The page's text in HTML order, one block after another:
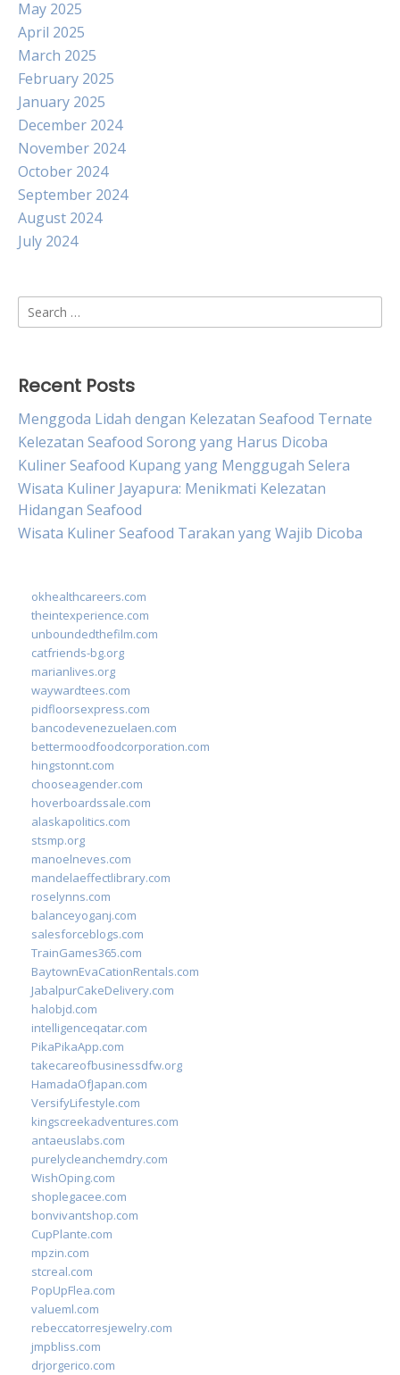
May 2025
April 2025
March 2025
February 2025
January 2025
December 2024
November 2024
October 2024
September 2024
August 2024
July 2024
Search
for:
Recent Posts
Menggoda Lidah dengan Kelezatan Seafood Ternate
Kelezatan Seafood Sorong yang Harus Dicoba
Kuliner Seafood Kupang yang Menggugah Selera
Wisata Kuliner Jayapura: Menikmati Kelezatan
Hidangan Seafood
Wisata Kuliner Seafood Tarakan yang Wajib Dicoba
okhealthcareers.com
theintexperience.com
unboundedthefilm.com
catfriends-bg.org
marianlives.org
waywardtees.com
pidfloorsexpress.com
bancodevenezuelaen.com
bettermoodfoodcorporation.com
hingstonnt.com
chooseagender.com
hoverboardssale.com
alaskapolitics.com
stsmp.org
manoelneves.com
mandelaeffectlibrary.com
roselynns.com
balanceyoganj.com
salesforceblogs.com
TrainGames365.com
BaytownEvaCationRentals.com
JabalpurCakeDelivery.com
halobjd.com
intelligenceqatar.com
PikaPikaApp.com
takecareofbusinessdfw.org
HamadaOfJapan.com
VersifyLifestyle.com
kingscreekadventures.com
antaeuslabs.com
purelycleanchemdry.com
WishOping.com
shoplegacee.com
bonvivantshop.com
CupPlante.com
mpzin.com
stcreal.com
PopUpFlea.com
valueml.com
rebeccatorresjewelry.com
jmpbliss.com
drjorgerico.com